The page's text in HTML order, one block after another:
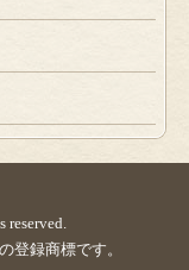
reserved.
登録商標です。